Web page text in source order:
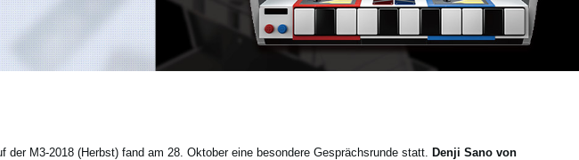
M3-2018 (Herbst) fand am 28. Oktober eine besondere Gesprächsrunde statt.
Denji Sano von